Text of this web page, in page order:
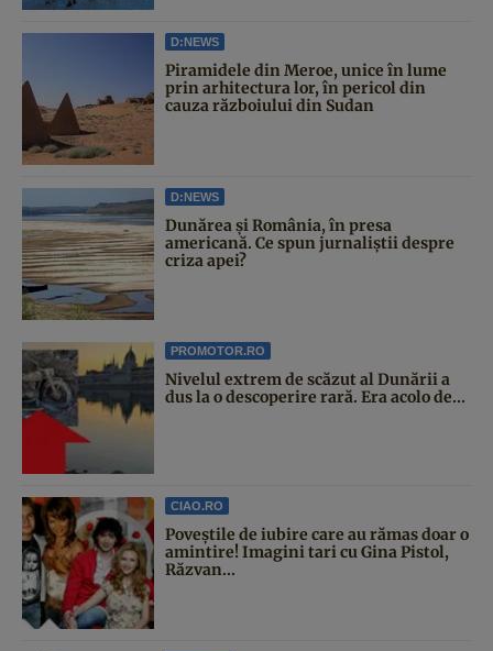
D:NEWS
Piramidele din Meroe, unice în lume
prin arhitectura lor, în pericol din
cauza războiului din Sudan
D:NEWS
Dunărea și România, în presa
americană. Ce spun jurnaliștii despre
criza apei?
PROMOTOR.RO
Nivelul extrem de scăzut al Dunării a
dus la o descoperire rară. Era acolo de...
CIAO.RO
Poveştile de iubire care au rămas doar o
amintire! Imagini tari cu Gina Pistol,
Răzvan...